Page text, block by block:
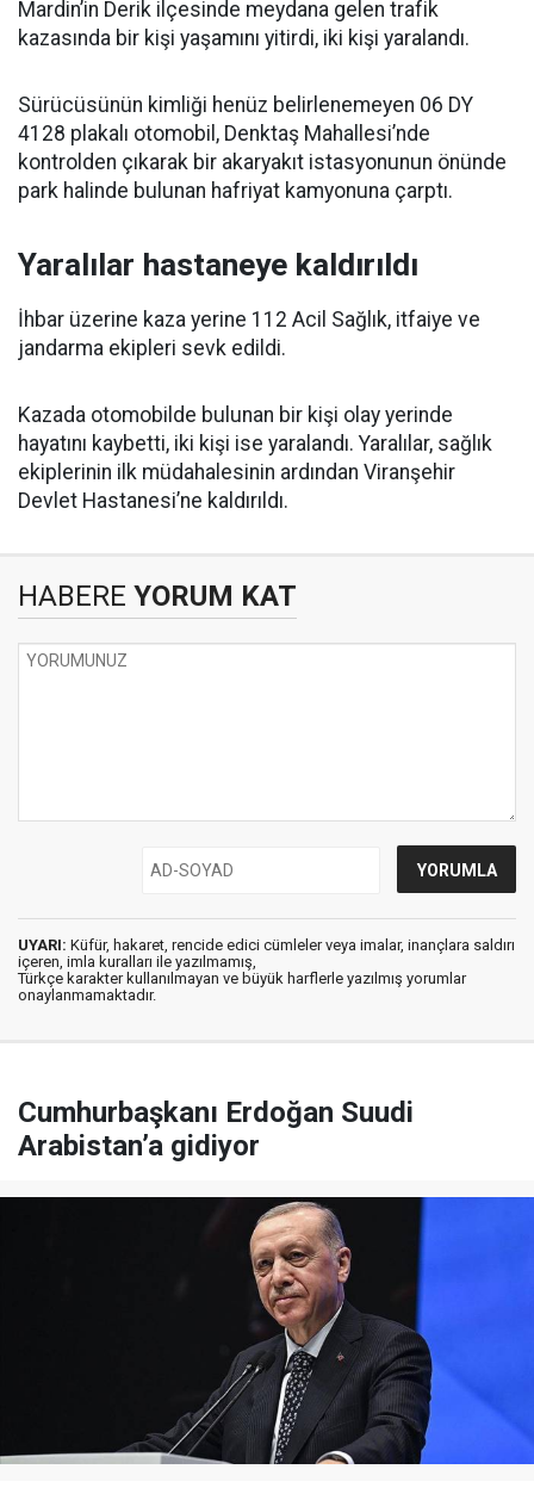
Mardin’in Derik ilçesinde meydana gelen trafik
kazasında bir kişi yaşamını yitirdi, iki kişi yaralandı.
Sürücüsünün kimliği henüz belirlenemeyen 06 DY
4128 plakalı otomobil, Denktaş Mahallesi’nde
kontrolden çıkarak bir akaryakıt istasyonunun önünde
park halinde bulunan hafriyat kamyonuna çarptı.
Yaralılar hastaneye kaldırıldı
İhbar üzerine kaza yerine 112 Acil Sağlık, itfaiye ve
jandarma ekipleri sevk edildi.
Kazada otomobilde bulunan bir kişi olay yerinde
hayatını kaybetti, iki kişi ise yaralandı. Yaralılar, sağlık
ekiplerinin ilk müdahalesinin ardından Viranşehir
Devlet Hastanesi’ne kaldırıldı.
HABERE YORUM KAT
UYARI: Küfür, hakaret, rencide edici cümleler veya imalar, inançlara saldırı
içeren, imla kuralları ile yazılmamış,
Türkçe karakter kullanılmayan ve büyük harflerle yazılmış yorumlar
onaylanmamaktadır.
Cumhurbaşkanı Erdoğan Suudi
Arabistan’a gidiyor